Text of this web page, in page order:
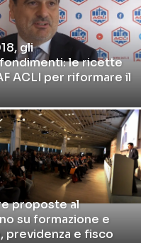
gli
le ricette
ACLI per riformare il
proposte al
su formazione e
previdenza e fisco